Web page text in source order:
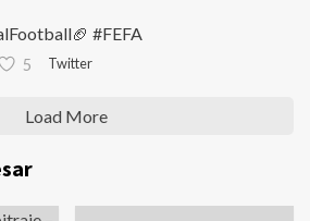
#FEFA
5 Twitter
Load More